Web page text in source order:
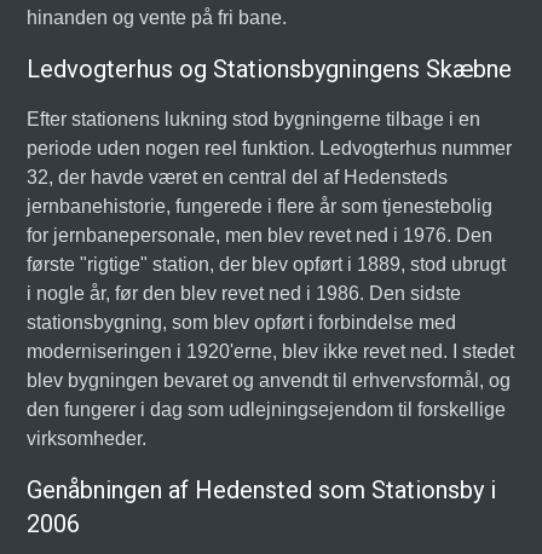
hinanden og vente på fri bane.
Ledvogterhus og Stationsbygningens Skæbne
Efter stationens lukning stod bygningerne tilbage i en
periode uden nogen reel funktion. Ledvogterhus nummer
32, der havde været en central del af Hedensteds
jernbanehistorie, fungerede i flere år som tjenestebolig
for jernbanepersonale, men blev revet ned i 1976. Den
første "rigtige" station, der blev opført i 1889, stod ubrugt
i nogle år, før den blev revet ned i 1986. Den sidste
stationsbygning, som blev opført i forbindelse med
moderniseringen i 1920'erne, blev ikke revet ned. I stedet
blev bygningen bevaret og anvendt til erhvervsformål, og
den fungerer i dag som udlejningsejendom til forskellige
virksomheder.
Genåbningen af Hedensted som Stationsby i
2006